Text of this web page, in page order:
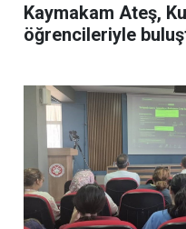
Kaymakam Ateş,
öğrencileriyle